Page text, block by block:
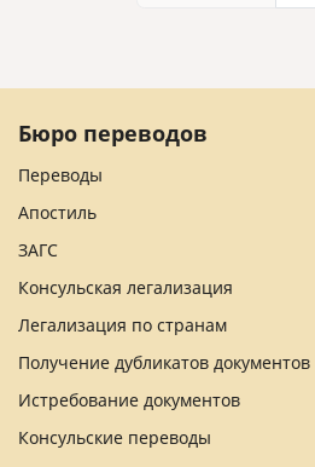
Бюро переводов
Переводы
Апостиль
ЗАГС
Консульская легализация
Легализация по странам
Получение дубликатов документов
Истребование документов
Консульские переводы